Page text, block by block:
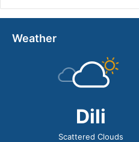
Weather
Dili
Scattered Clouds